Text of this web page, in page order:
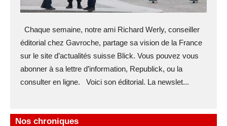
Chaque semaine, notre ami Richard Werly, conseiller
éditorial chez Gavroche, partage sa vision de la France
sur le site d’actualités suisse Blick. Vous pouvez vous
abonner à sa lettre d’information, Republick, ou la
consulter en ligne. Voici son éditorial. La newslet...
Nos chroniques